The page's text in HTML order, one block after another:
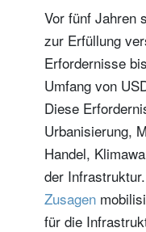
Vor fünf Jahren
zur Erfüllung
Erfordernisse
Umfang von
Diese
Urbanisierung,
Handel,
der Infrastruktur.
Zusagen
für die